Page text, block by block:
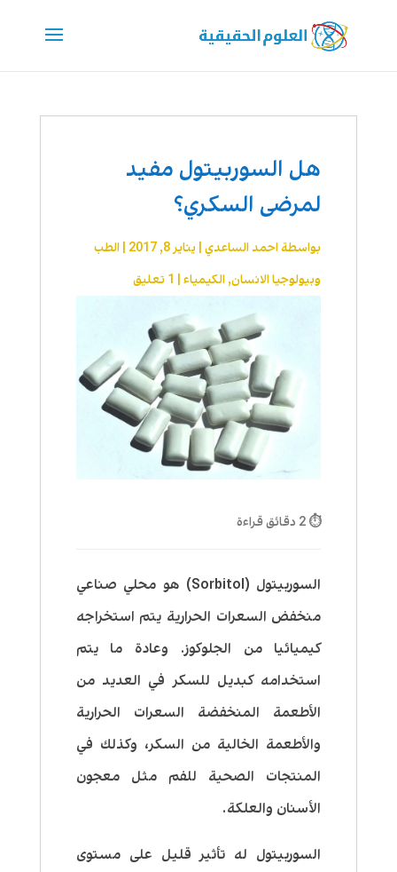
هل السوربيتول مفيد
لمرضى السكري؟
بواسطةاحمد الساعدي| يناير 8, 2017
الطب
وبيولوجيا الانسان, الكيمياء| 1 تعليق
⏱ 2 دقائق قراءة
السوربيتول (Sorbitol) هو محلي صناعي
منخفض السعرات الحرارية يتم استخراجه
كيميائيا من الجلوكوز. وعادة ما يتم
استخدامه كبديل للسكر في العديد من
الأطعمة المنخفضة السعرات الحرارية
والأطعمة الخالية من السكر، وكذلك في
المنتجات الصحية للفم مثل معجون
الأسنان والعلكة.
السوربيتول له تأثير قليل على مستوى